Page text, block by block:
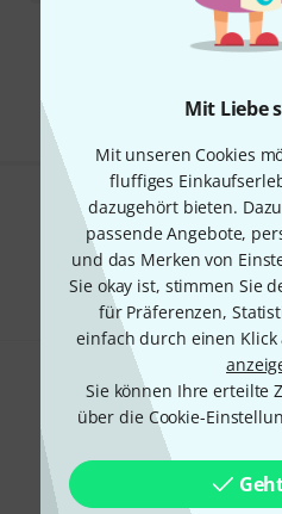
Mit Liebe
Mit unseren Cookies
fluffiges
dazugehört bieten.
passende Angebote,
und das Merken von
Sie okay ist, stimmen Sie
für Präferenzen,
einfach durch einen Klick
Sie können Ihre erteilte
über die Cookie-
Kostenloser
Gefällt Ihnen,
Teilen
Thomann